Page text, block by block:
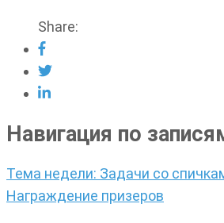
Share:
Навигация по
Тема недели: Задачи со
Награждение призеров